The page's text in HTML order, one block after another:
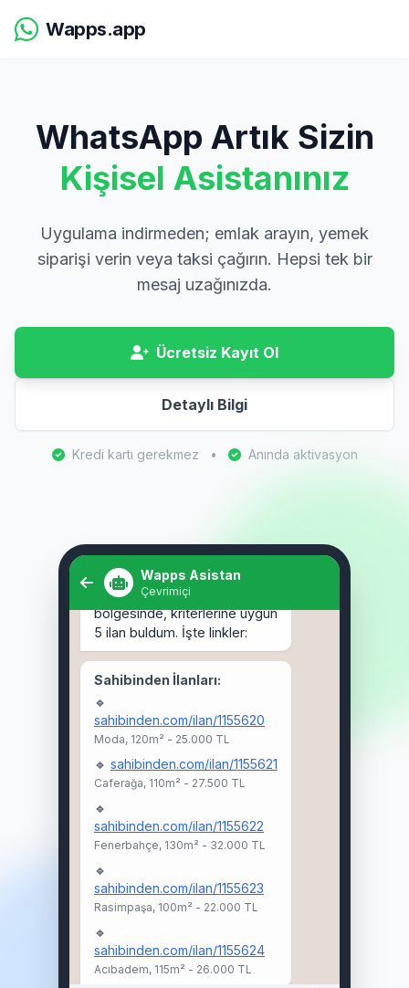
Wapps.app
WhatsApp Artık Sizin
Kişisel Asistanınız
Uygulama indirmeden; emlak arayın, yemek
siparişi verin veya taksi çağırın. Hepsi tek bir
mesaj uzağınızda.
Ücretsiz Kayıt Ol
Detaylı Bilgi
Kredi kartı gerekmez • Anında aktivasyon
Wapps Asistan
Çevrimiçi
ev arıyorum. 🏠
Selam Ahmet! 👋 Kadıköy
bölgesinde, kriterlerine uygun
5 ilan buldum. İşte linkler:
Sahibinden İlanları:
🔹
sahibinden.com/ilan/1155620
Moda, 120m² - 25.000 TL
🔹 sahibinden.com/ilan/1155621
Caferağa, 110m² - 27.500 TL
🔹
sahibinden.com/ilan/1155622
Fenerbahçe, 130m² - 32.000 TL
🔹
sahibinden.com/ilan/1155623
Rasimpaşa, 100m² - 22.000 TL
🔹
sahibinden.com/ilan/1155624
Acıbadem, 115m² - 26.000 TL